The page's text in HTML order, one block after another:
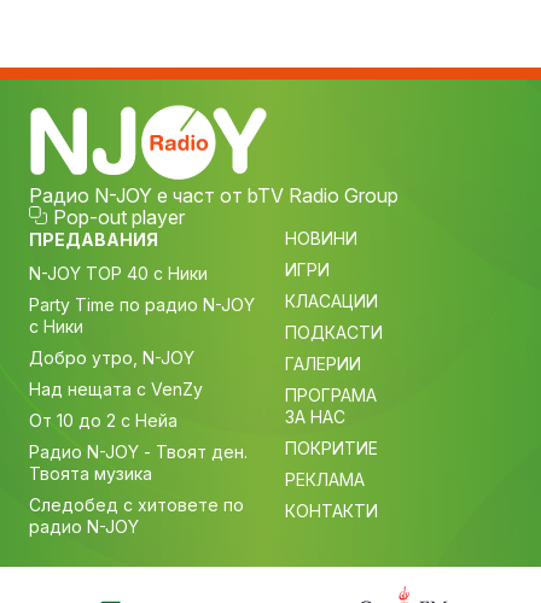
Радио N-JOY е част от bTV Radio Group
Pop-out player
ПРЕДАВАНИЯ
N-JOY TOP 40 с Ники
Party Time по радио N-JOY
с Ники
Добро утро, N-JOY
Над нещата с VenZy
От 10 до 2 с Нейа
Радио N-JOY - Твоят ден.
Твоята музика
Следобед с хитовете по
радио N-JOY
НОВИНИ
ИГРИ
КЛАСАЦИИ
ПОДКАСТИ
ГАЛЕРИИ
ПРОГРАМА
ЗА НАС
ПОКРИТИЕ
РЕКЛАМА
КОНТАКТИ